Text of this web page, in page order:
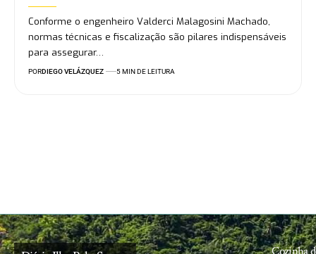
Conforme o engenheiro Valderci Malagosini Machado,
normas técnicas e fiscalização são pilares indispensáveis
para assegurar…
PORDIEGO VELÁZQUEZ 5 MIN DE LEITURA